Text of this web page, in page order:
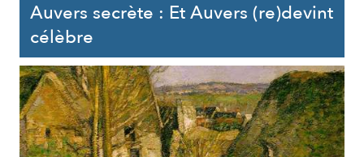
Auvers secrète : Et Auvers (re)devint
célèbre